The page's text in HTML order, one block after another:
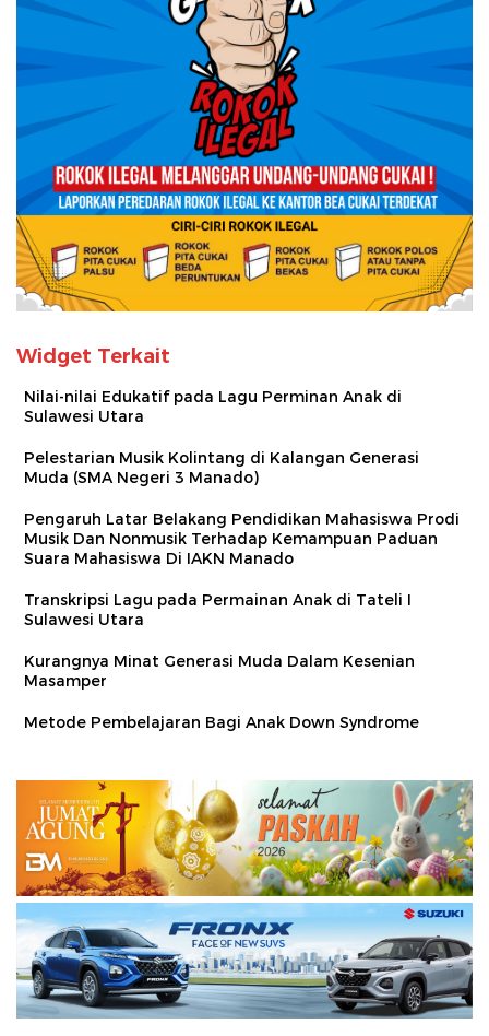
Widget Terkait
Nilai-nilai Edukatif pada Lagu Perminan Anak di
Sulawesi Utara
Pelestarian Musik Kolintang di Kalangan Generasi
Muda (SMA Negeri 3 Manado)
Pengaruh Latar Belakang Pendidikan Mahasiswa Prodi
Musik Dan Nonmusik Terhadap Kemampuan Paduan
Suara Mahasiswa Di IAKN Manado
Transkripsi Lagu pada Permainan Anak di Tateli I
Sulawesi Utara
Kurangnya Minat Generasi Muda Dalam Kesenian
Masamper
Metode Pembelajaran Bagi Anak Down Syndrome